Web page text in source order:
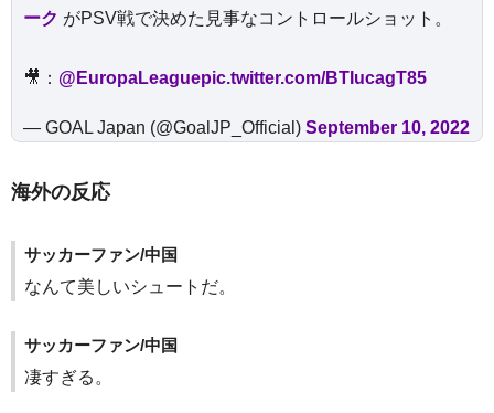
ーク がPSV戦で決めた見事なコントロールショット。
🎥： @EuropaLeaguepic.twitter.com/BTIucagT85
— GOAL Japan (@GoalJP_Official) September 10, 2022
海外の反応
サッカーファン/中国
なんて美しいシュートだ。
サッカーファン/中国
凄すぎる。